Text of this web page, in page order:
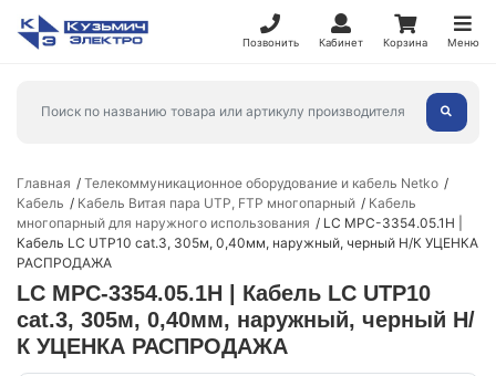
Позвонить Кабинет Корзина Меню
Главная
Телекоммуникационное оборудование и кабель Netko
Кабель
Кабель Витая пара UTP, FTP многопарный
Кабель
многопарный для наружного использования
LC MPC-3354.05.1H |
Кабель LC UTP10 cat.3, 305м, 0,40мм, наружный, черный Н/К УЦЕНКА
РАСПРОДАЖА
LC MPC-3354.05.1H | Кабель LC UTP10
cat.3, 305м, 0,40мм, наружный, черный Н/
К УЦЕНКА РАСПРОДАЖА